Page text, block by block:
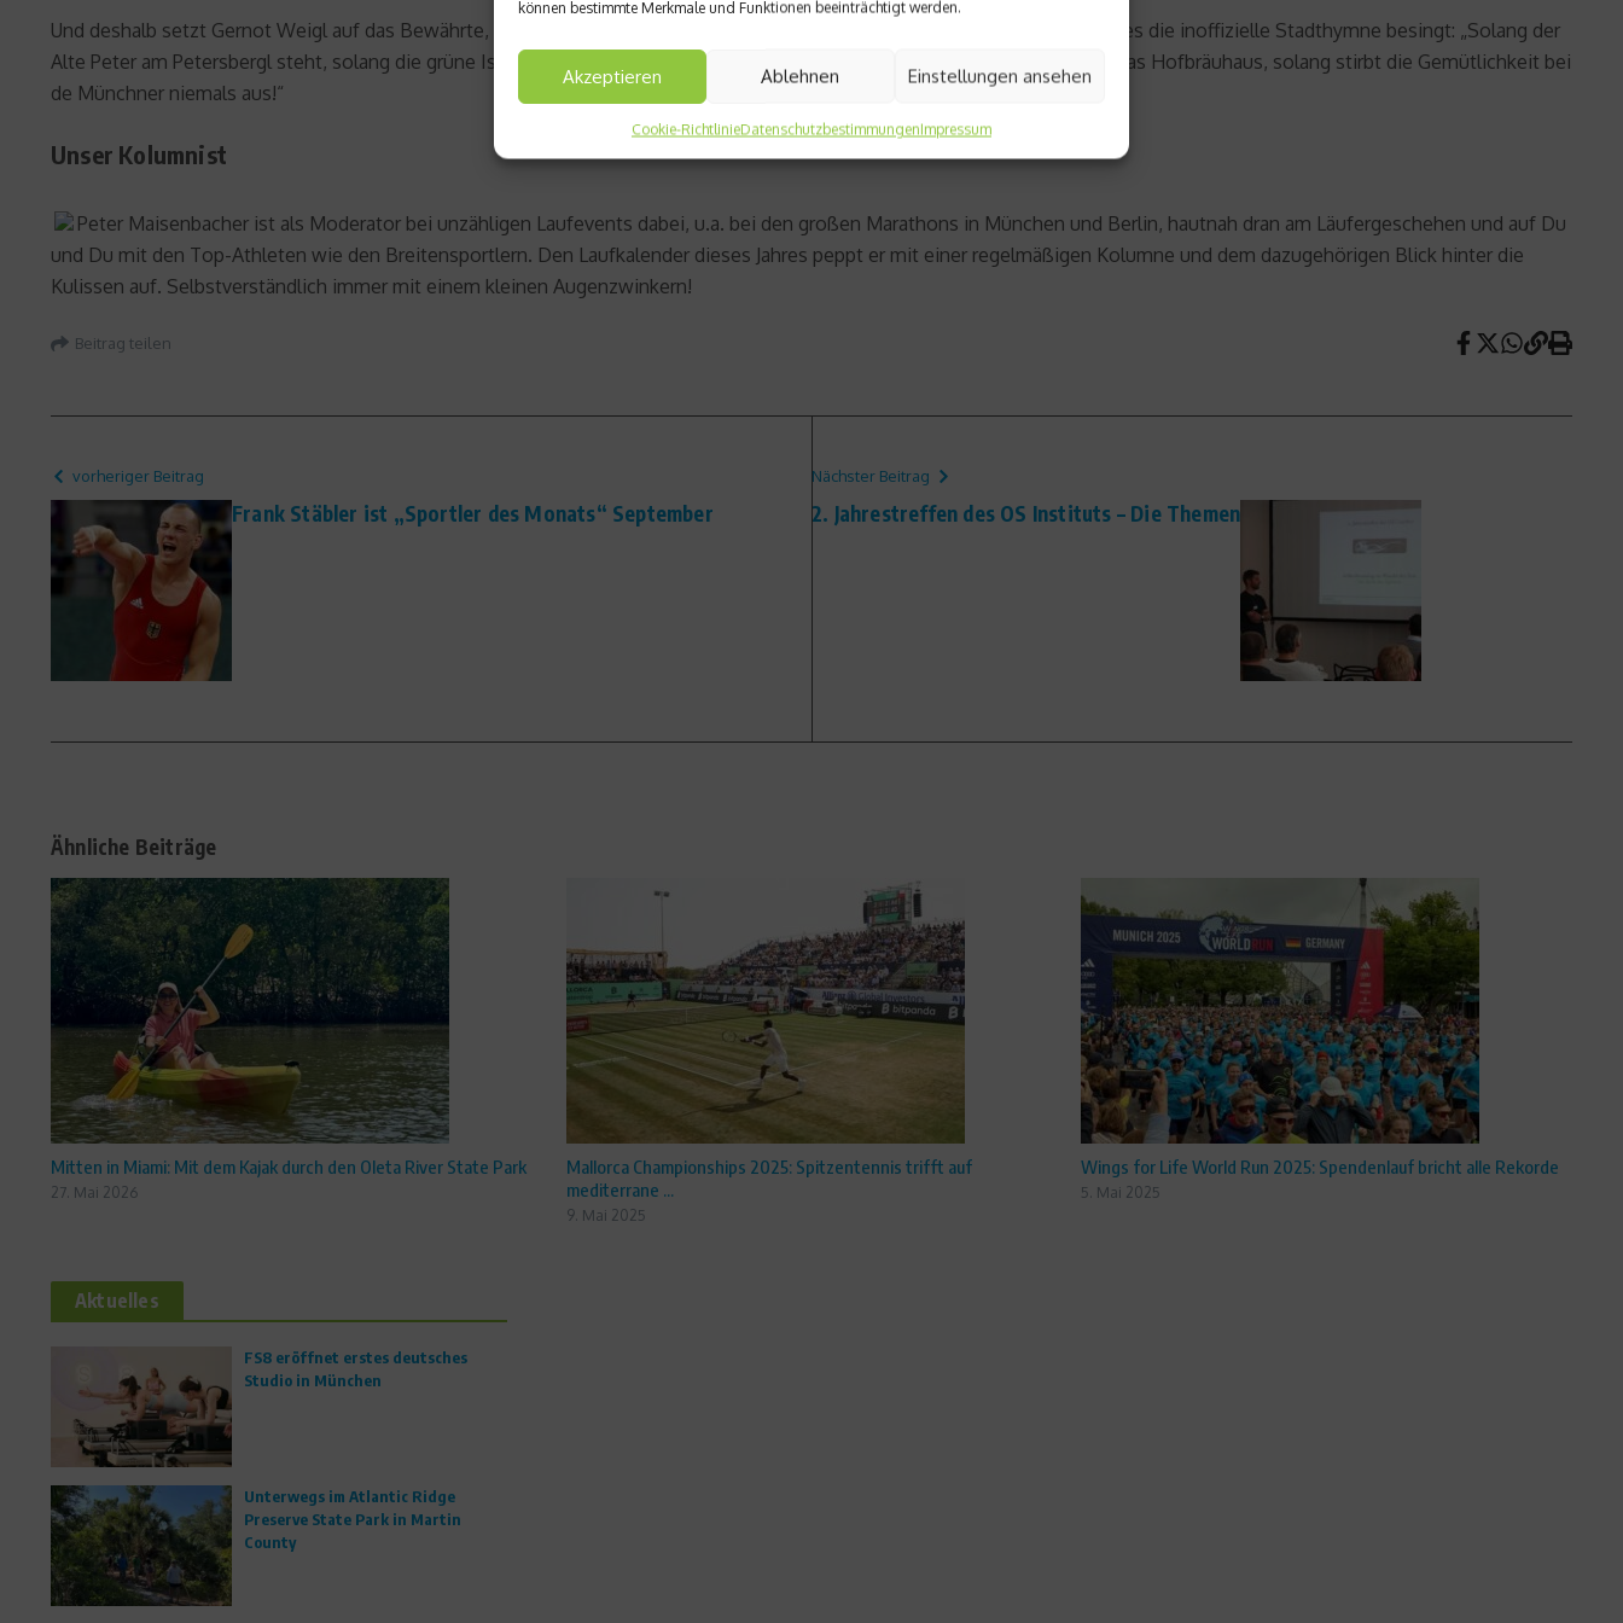
können bestimmte Merkmale und Funktionen beeinträchtigt werden.
Akzeptieren Ablehnen Einstellungen ansehen
Cookie-RichtlinieDatenschutzbestimmungenImpressum
Und deshalb setzt Gernot Weigl auf das Bewährte, überfordert den Münchner nicht mit schnellen Veränderungen. Ganz wie es die inoffizielle Stadthymne besingt: „Solang der
Alte Peter am Petersbergl steht, solang die grüne Isar durchs Münchner Stadterl geht, solang da drunt am Platzl noch steht das Hofbräuhaus, solang stirbt die Gemütlichkeit bei
de Münchner niemals aus!“
Unser Kolumnist
Peter Maisenbacher ist als Moderator bei unzähligen Laufevents dabei, u.a. bei den großen Marathons in München und Berlin, hautnah dran am Läufergeschehen und auf Du
und Du mit den Top-Athleten wie den Breitensportlern. Den Laufkalender dieses Jahres peppt er mit einer regelmäßigen Kolumne und dem dazugehörigen Blick hinter die
Kulissen auf. Selbstverständlich immer mit einem kleinen Augenzwinkern!
Beitrag teilen
vorheriger Beitrag
Frank Stäbler ist „Sportler des Monats“ September
Nächster Beitrag
2. Jahrestreffen des OS Instituts – Die Themen
Ähnliche Beiträge
Mitten in Miami: Mit dem Kajak durch den Oleta River State Park
27. Mai 2026
Mallorca Championships 2025: Spitzentennis trifft auf
mediterrane ...
9. Mai 2025
Wings for Life World Run 2025: Spendenlauf bricht alle Rekorde
5. Mai 2025
Aktuelles
FS8 eröffnet erstes deutsches
Studio in München
Unterwegs im Atlantic Ridge
Preserve State Park in Martin
County